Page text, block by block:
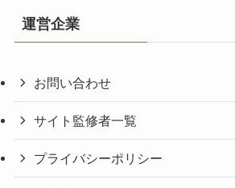
運営企業
お問い合わせ
サイト監修者一覧
プライバシーポリシー